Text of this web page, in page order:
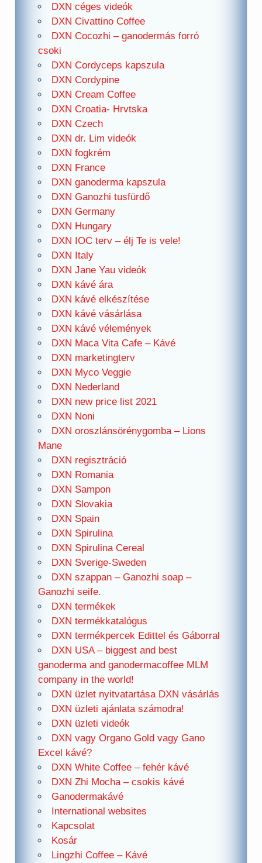
DXN céges videók
DXN Civattino Coffee
DXN Cocozhi – ganodermás forró
csoki
DXN Cordyceps kapszula
DXN Cordypine
DXN Cream Coffee
DXN Croatia- Hrvtska
DXN Czech
DXN dr. Lim videók
DXN fogkrém
DXN France
DXN ganoderma kapszula
DXN Ganozhi tusfürdő
DXN Germany
DXN Hungary
DXN IOC terv – élj Te is vele!
DXN Italy
DXN Jane Yau videók
DXN kávé ára
DXN kávé elkészítése
DXN kávé vásárlása
DXN kávé vélemények
DXN Maca Vita Cafe – Kávé
DXN marketingterv
DXN Myco Veggie
DXN Nederland
DXN new price list 2021
DXN Noni
DXN oroszlánsörénygomba – Lions
Mane
DXN regisztráció
DXN Romania
DXN Sampon
DXN Slovakia
DXN Spain
DXN Spirulina
DXN Spirulina Cereal
DXN Sverige-Sweden
DXN szappan – Ganozhi soap –
Ganozhi seife.
DXN termékek
DXN termékkatalógus
DXN termékpercek Edittel és Gáborral
DXN USA – biggest and best
ganoderma and ganodermacoffee MLM
company in the world!
DXN üzlet nyitvatartása DXN vásárlás
DXN üzleti ajánlata számodra!
DXN üzleti videók
DXN vagy Organo Gold vagy Gano
Excel kávé?
DXN White Coffee – fehér kávé
DXN Zhi Mocha – csokis kávé
Ganodermakávé
International websites
Kapcsolat
Kosár
Lingzhi Coffee – Kávé